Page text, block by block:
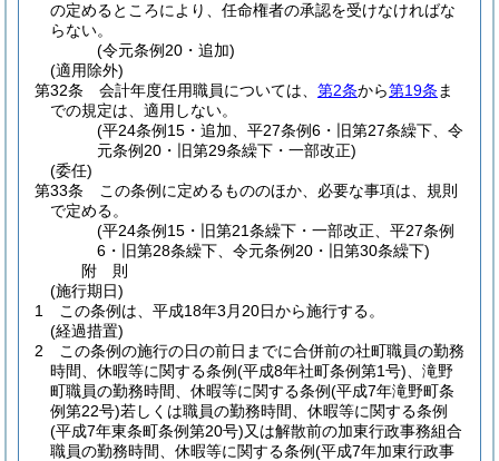
の定めるところにより、任命権者の承認を受けなければな
らない。
(令元条例20・追加)
(適用除外)
第32条
会計年度任用職員については、 第2条から第19条 ま
での規定は、適用しない。
(平24条例15・追加、平27条例6・旧第27条繰下、令
元条例20・旧第29条繰下・一部改正)
(委任)
第33条
この条例に定めるもののほか、必要な事項は、規則
で定める。
(平24条例15・旧第21条繰下・一部改正、平27条例
6・旧第28条繰下、令元条例20・旧第30条繰下)
附 則
(施行期日)
1
この条例は、平成18年3月20日から施行する。
(経過措置)
2
この条例の施行の日の前日までに合併前の社町職員の勤務
時間、休暇等に関する条例(平成8年社町条例第1号) 、滝野
町職員の勤務時間、休暇等に関する条例(平成7年滝野町条
例第22号)若しくは職員の勤務時間、休暇等に関する条例
(平成7年東条町条例第20号)又は解散前の加東行政事務組合
職員の勤務時間、休暇等に関する条例(平成7年加東行政事